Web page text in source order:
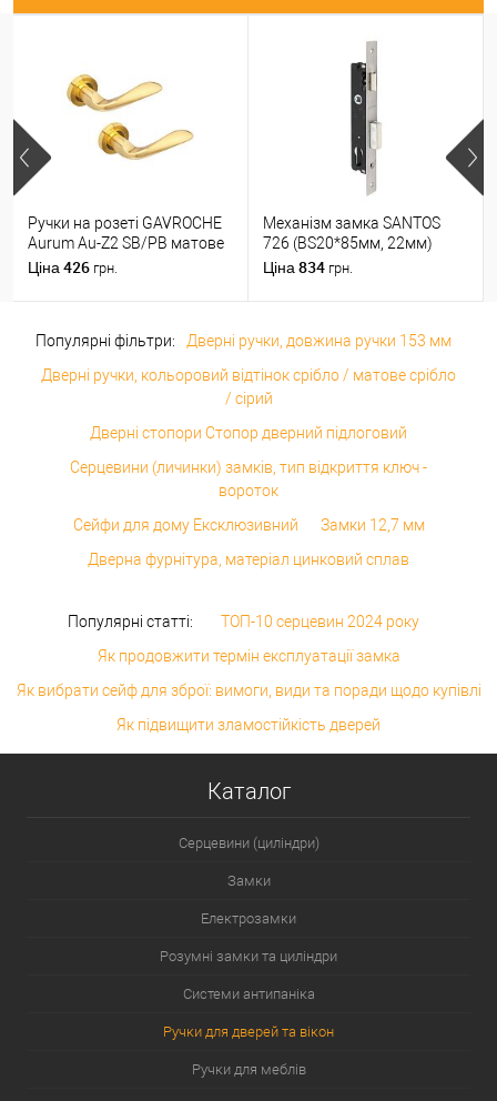
Ручки на розеті GAVROCHE
Aurum Au-Z2 SB/PB матове
золото/золото
Ціна 426 грн.
Механізм замка SANTOS
726 (BS20*85мм, 22мм)
матовий хром
Ціна 834 грн.
Популярні фільтри:
Дверні ручки, довжина ручки 153 мм
Дверні ручки, кольоровий відтінок срібло / матове срібло
/ сірий
Дверні стопори Стопор дверний підлоговий
Серцевини (личинки) замків, тип відкриття ключ -
вороток
Сейфи для дому Ексклюзивний
Замки 12,7 мм
Дверна фурнітура, матеріал цинковий сплав
Популярні статті:
ТОП-10 серцевин 2024 року
Як продовжити термін експлуатації замка
Як вибрати сейф для зброї: вимоги, види та поради щодо купівлі
Як підвищити зламостійкість дверей
Каталог
Серцевини (циліндри)
Замки
Електрозамки
Розумні замки та циліндри
Системи антипаніка
Ручки для дверей та вікон
Ручки для меблів